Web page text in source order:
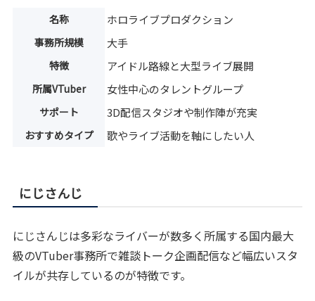
名称 ホロライブプロダクション
事務所規模 大手
特徴 アイドル路線と大型ライブ展開
所属VTuber 女性中心のタレントグループ
サポート 3D配信スタジオや制作陣が充実
おすすめタイプ 歌やライブ活動を軸にしたい人
にじさんじ
にじさんじは多彩なライバーが数多く所属する国内最大
級のVTuber事務所で雑談トーク企画配信など幅広いスタ
イルが共存しているのが特徴です。